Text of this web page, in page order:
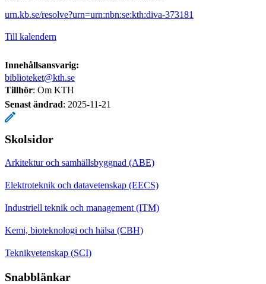
urn.kb.se/resolve?urn=urn:nbn:se:kth:diva-373181
Till kalendern
Innehållsansvarig:
biblioteket@kth.se
Tillhör: Om KTH
Senast ändrad: 2025-11-21
Skolsidor
Arkitektur och samhällsbyggnad (ABE)
Elektroteknik och datavetenskap (EECS)
Industriell teknik och management (ITM)
Kemi, bioteknologi och hälsa (CBH)
Teknikvetenskap (SCI)
Snabblänkar